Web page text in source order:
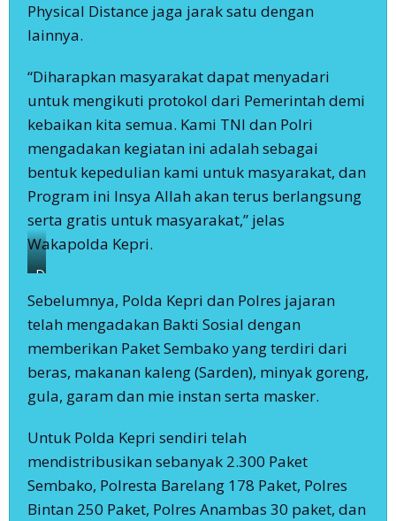
Physical Distance jaga jarak satu dengan
lainnya.
“Diharapkan masyarakat dapat menyadari
untuk mengikuti protokol dari Pemerintah demi
kebaikan kita semua. Kami TNI dan Polri
mengadakan kegiatan ini adalah sebagai
bentuk kepedulian kami untuk masyarakat, dan
Program ini Insya Allah akan terus berlangsung
serta gratis untuk masyarakat,” jelas
Wakapolda Kepri.
Danrem
bakti
sosial
membantu
masyarakat.
Sebelumnya, Polda Kepri dan Polres jajaran
telah mengadakan Bakti Sosial dengan
memberikan Paket Sembako yang terdiri dari
beras, makanan kaleng (Sarden), minyak goreng,
gula, garam dan mie instan serta masker.
Untuk Polda Kepri sendiri telah
mendistribusikan sebanyak 2.300 Paket
Sembako, Polresta Barelang 178 Paket, Polres
Bintan 250 Paket, Polres Anambas 30 paket, dan